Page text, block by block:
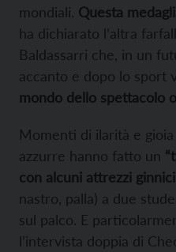
mondiali. Questa
ha dichiarato l’altra
Baldassarri che, in un
accanto e dopo lo sport
mondo dello spettacolo
Momenti di ilarità e
azzurre hanno fatto un
con alcuni attrezzi ginnici
nastro, palla) a due
sul palco. E
l’intervista doppia di